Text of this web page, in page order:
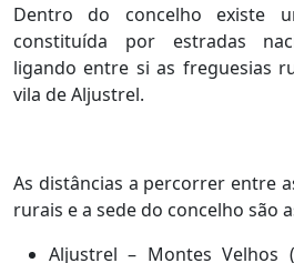
Dentro do concelho existe
constituída por estradas
ligando entre si as freguesias
vila de Aljustrel.
As distâncias a percorrer entre
rurais e a sede do concelho são
Aljustrel – Montes Velhos